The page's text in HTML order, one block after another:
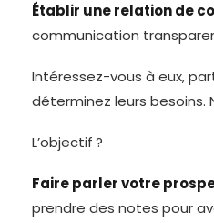
Établir une relation de
communication
Intéressez-vous à eux,
déterminez leurs besoins.
L’objectif ?
Faire parler votre
prendre des notes pour